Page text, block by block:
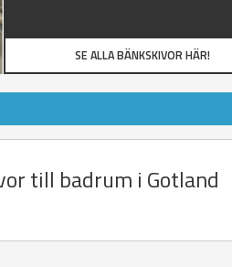
SE ALLA BÄNKSKIVOR HÄR!
till badrum i Gotland